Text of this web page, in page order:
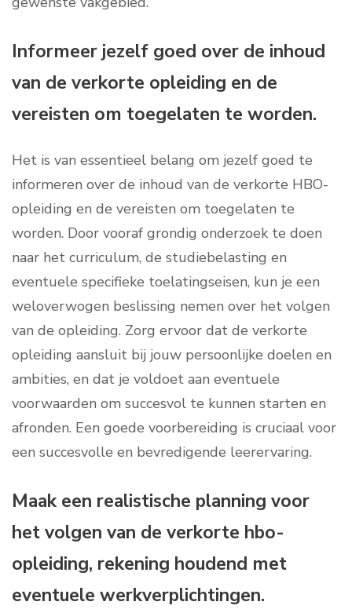
Informeer jezelf goed over de inhoud
van de verkorte opleiding en de
vereisten om toegelaten te worden.
Het is van essentieel belang om jezelf goed te
informeren over de inhoud van de verkorte HBO-
opleiding en de vereisten om toegelaten te
worden. Door vooraf grondig onderzoek te doen
naar het curriculum, de studiebelasting en
eventuele specifieke toelatingseisen, kun je een
weloverwogen beslissing nemen over het volgen
van de opleiding. Zorg ervoor dat de verkorte
opleiding aansluit bij jouw persoonlijke doelen en
ambities, en dat je voldoet aan eventuele
voorwaarden om succesvol te kunnen starten en
afronden. Een goede voorbereiding is cruciaal voor
een succesvolle en bevredigende leerervaring.
Maak een realistische planning voor
het volgen van de verkorte hbo-
opleiding, rekening houdend met
eventuele werkverplichtingen.